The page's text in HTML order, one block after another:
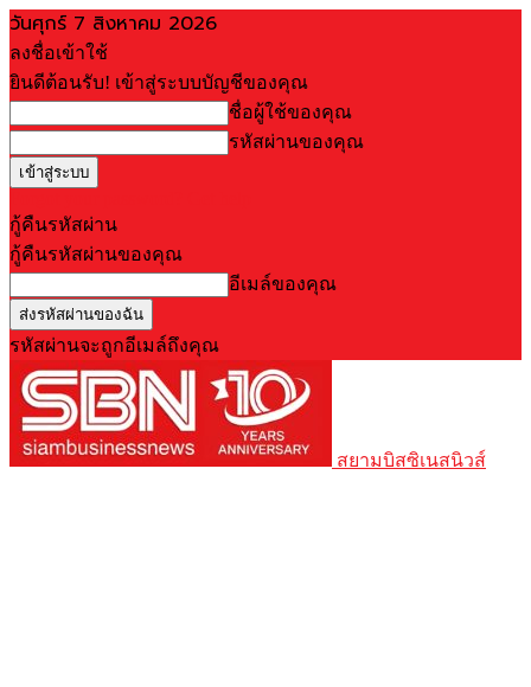
วันศุกร์ 7 สิงหาคม 2026
ลงชื่อเข้าใช้
ยินดีต้อนรับ! เข้าสู่ระบบบัญชีของคุณ
ชื่อผู้ใช้ของคุณ
รหัสผ่านของคุณ
กู้คืนรหัสผ่าน
กู้คืนรหัสผ่านของคุณ
อีเมล์ของคุณ
รหัสผ่านจะถูกอีเมล์ถึงคุณ
สยามบิสซิเนสนิวส์